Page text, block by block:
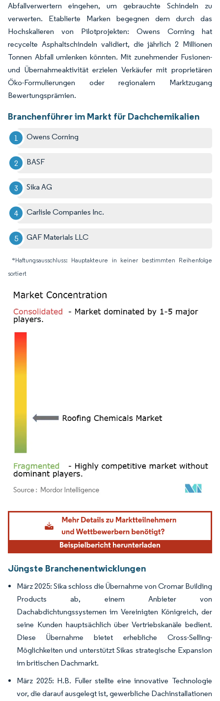
Abfallverwertern eingehen, um gebrauchte Schindeln zu
verwerten. Etablierte Marken begegnen dem durch das
Hochskalieren von Pilotprojekten: Owens Corning hat
recycelte Asphaltschindeln validiert, die jährlich 2 Millionen
Tonnen Abfall umlenken könnten. Mit zunehmender Fusionen-
und Übernahmeaktivität erzielen Verkäufer mit proprietären
Öko-Formulierungen oder regionalem Marktzugang
Bewertungsprämien.
Branchenführer im Markt für Dachchemikalien
Owens Corning
BASF
Sika AG
Carlisle Companies Inc.
GAF Materials LLC
*Haftungsausschluss: Hauptakteure in keiner bestimmten Reihenfolge
sortiert
Bild © Mordor Intelligence. Wiederverwendung erfordert Namensnennung gemäß
Jüngste Branchenentwicklungen
März 2025: Sika schloss die Übernahme von Cromar Building
Products ab, einem Anbieter von
Dachabdichtungssystemen im Vereinigten Königreich, der
seine Kunden hauptsächlich über Vertriebskanäle bedient.
Diese Übernahme bietet erhebliche Cross-Selling-
Möglichkeiten und unterstützt Sikas strategische Expansion
im britischen Dachmarkt.
März 2025: H.B. Fuller stellte eine innovative Technologie
vor, die darauf ausgelegt ist, gewerbliche Dachinstallationen